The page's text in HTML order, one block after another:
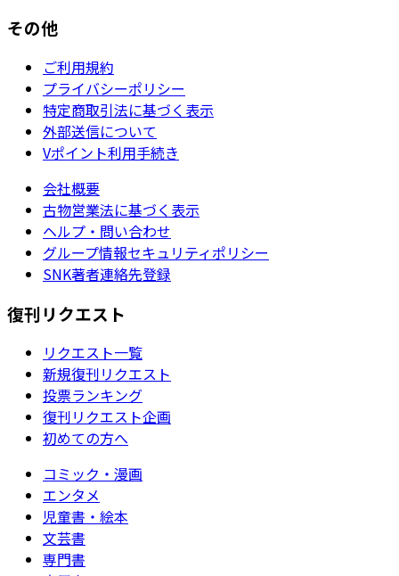
その他
ご利用規約
プライバシーポリシー
特定商取引法に基づく表示
外部送信について
Vポイント利用手続き
会社概要
古物営業法に基づく表示
ヘルプ・問い合わせ
グループ情報セキュリティポリシー
SNK著者連絡先登録
復刊リクエスト
リクエスト一覧
新規復刊リクエスト
投票ランキング
復刊リクエスト企画
初めての方へ
コミック・漫画
エンタメ
児童書・絵本
文芸書
専門書